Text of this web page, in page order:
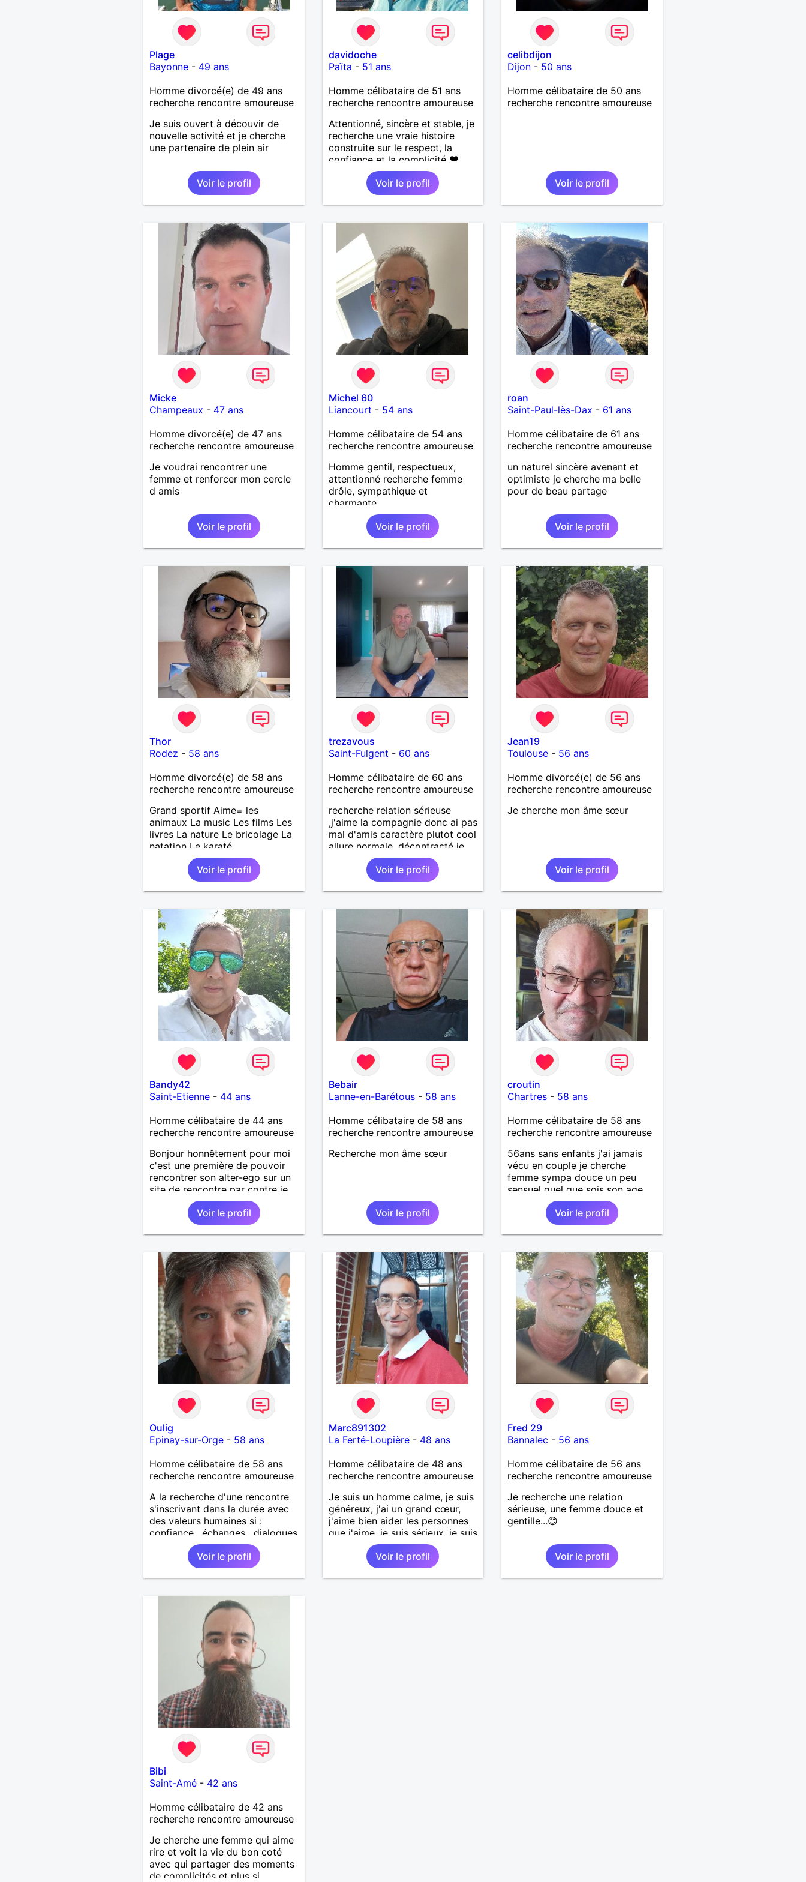
Plage
Bayonne- 49 ans
Homme divorcé(e) de 49 ans
recherche rencontre amoureuse
Je suis ouvert à découvir de
nouvelle activité et je cherche
une partenaire de plein air
Voir le profil
davidoche
Païta - 51 ans
Homme célibataire de 51 ans
recherche rencontre amoureuse
Attentionné, sincère et stable, je
recherche une vraie histoire
construite sur le respect, la
confiance et la complicité ❤️
J’aime les choses simples de la
vie : la nature, la mer, les
moments authentiques et les
personnes au grand cœur 🌊🌿
les petits moments de tendresse
et les calinous réguliers 😊❤️ La
solitude finit parfois par peser,
alors si tu es en Nouvelle-
Calédonie et que tu crois encore
à un amour vrai, prenons le
temps de discuter… et laissons
l’avenir nous guider 🌹
Voir le profil
celibdijon
Dijon - 50 ans
Homme célibataire de 50 ans
recherche rencontre amoureuse
Voir le profil
Micke
Champeaux - 47 ans
Homme divorcé(e) de 47 ans
recherche rencontre amoureuse
Je voudrai rencontrer une
femme et renforcer mon cercle
d amis
Voir le profil
Michel 60
Liancourt - 54 ans
Homme célibataire de 54 ans
recherche rencontre amoureuse
Homme gentil, respectueux,
attentionné recherche femme
drôle, sympathique et
charmante
Voir le profil
roan
Saint-Paul-lès-Dax - 61 ans
Homme célibataire de 61 ans
recherche rencontre amoureuse
un naturel sincère avenant et
optimiste je cherche ma belle
pour de beau partage
Voir le profil
Thor
Rodez - 58 ans
Homme divorcé(e) de 58 ans
recherche rencontre amoureuse
Grand sportif Aime= les
animaux La music Les films Les
livres La nature Le bricolage La
natation Le karaté
Voir le profil
trezavous
Saint-Fulgent - 60 ans
Homme célibataire de 60 ans
recherche rencontre amoureuse
recherche relation sérieuse
,j'aime la compagnie donc ai pas
mal d'amis caractère plutot cool
allure normale ,décontracté je
voudrais rencontrer une
personne aimant la nature
,bricolage ,quelqu'un de simple
et naturel à vos claviers
Voir le profil
Jean19
Toulouse - 56 ans
Homme divorcé(e) de 56 ans
recherche rencontre amoureuse
Je cherche mon âme sœur
Voir le profil
Bandy42
Saint-Etienne- 44 ans
Homme célibataire de 44 ans
recherche rencontre amoureuse
Bonjour honnêtement pour moi
c'est une première de pouvoir
rencontrer son alter-ego sur un
site de rencontre par contre je
suis dinamique entreprenant
respectueux audacieuse
attentionné sincères et expressif
et j' aime surtout les câlins et à
amour bisous à+ à bientôt
Voir le profil
Bebair
Lanne-en-Barétous- 58 ans
Homme célibataire de 58 ans
recherche rencontre amoureuse
Recherche mon âme sœur
Voir le profil
croutin
Chartres - 58 ans
Homme célibataire de 58 ans
recherche rencontre amoureuse
56ans sans enfants j'ai jamais
vécu en couple je cherche
femme sympa douce un peu
sensuel quel que sois son age
style 45ans a 65ans
Voir le profil
Oulig
Epinay-sur-Orge- 58 ans
Homme célibataire de 58 ans
recherche rencontre amoureuse
A la recherche d'une rencontre
s'inscrivant dans la durée avec
des valeurs humaines si :
confiance , échanges , dialogues
, fidélité , partage .... vous
interpelle
Voir le profil
Marc891302
La Ferté-Loupière- 48 ans
Homme célibataire de 48 ans
recherche rencontre amoureuse
Je suis un homme calme, je suis
généreux, j'ai un grand cœur,
j'aime bien aider les personnes
que j'aime, je suis sérieux, je suis
sincère, je suis honnête, j'aime
pas qu'on joue avec moi et
j'aime pas les mensonges. Je
cherche une relation amoureuse
Voir le profil
Fred 29
Bannalec - 56 ans
Homme célibataire de 56 ans
recherche rencontre amoureuse
Je recherche une relation
sérieuse, une femme douce et
gentille...😊
Voir le profil
Bibi
Saint-Amé- 42 ans
Homme célibataire de 42 ans
recherche rencontre amoureuse
Je cherche une femme qui aime
rire et voit la vie du bon coté
avec qui partager des moments
de complicités et plus si